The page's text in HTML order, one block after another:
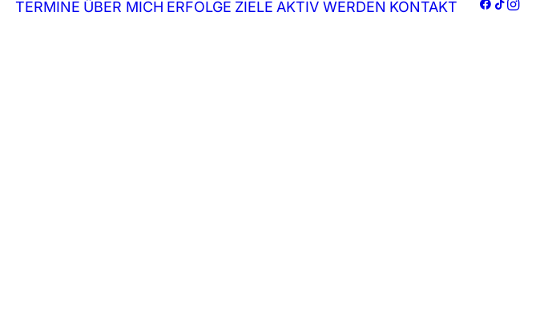
TERMINE ÜBER MICH ERFOLGE ZIELE AKTIV WERDEN KONTAKT